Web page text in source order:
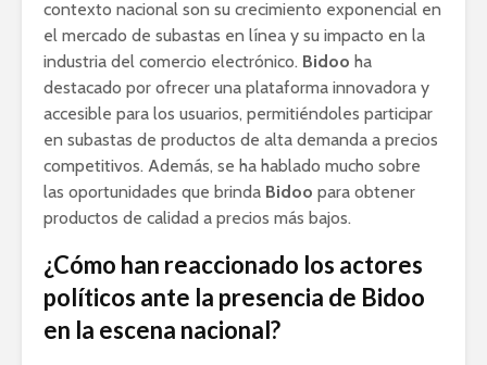
contexto nacional son su crecimiento exponencial en
el mercado de subastas en línea y su impacto en la
industria del comercio electrónico. Bidoo ha
destacado por ofrecer una plataforma innovadora y
accesible para los usuarios, permitiéndoles participar
en subastas de productos de alta demanda a precios
competitivos. Además, se ha hablado mucho sobre
las oportunidades que brinda Bidoo para obtener
productos de calidad a precios más bajos.
¿Cómo han reaccionado los actores
políticos ante la presencia de Bidoo
en la escena nacional?